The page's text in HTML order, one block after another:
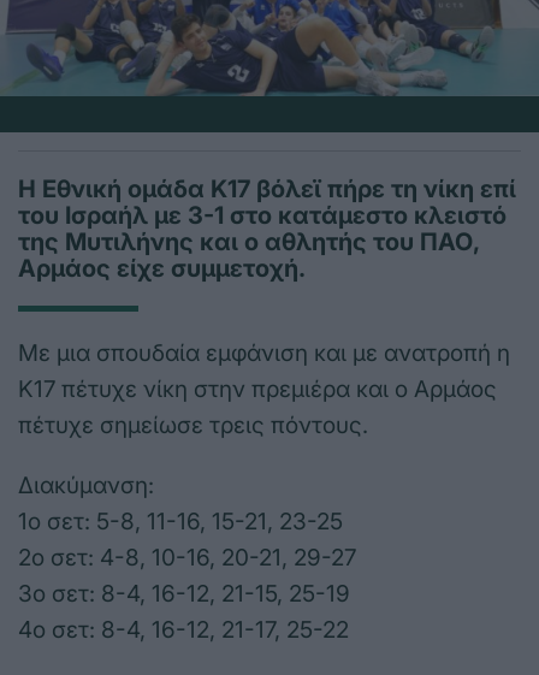
Η Εθνική ομάδα Κ17 βόλεϊ πήρε τη νίκη επί
του Ισραήλ με 3-1 στο κατάμεστο κλειστό
της Μυτιλήνης και ο αθλητής του ΠΑΟ,
Αρμάος είχε συμμετοχή.
Με μια σπουδαία εμφάνιση και με ανατροπή η
Κ17 πέτυχε νίκη στην πρεμιέρα και ο Αρμάος
πέτυχε σημείωσε τρεις πόντους.
Διακύμανση:
1ο σετ: 5-8, 11-16, 15-21, 23-25
2ο σετ: 4-8, 10-16, 20-21, 29-27
3ο σετ: 8-4, 16-12, 21-15, 25-19
4ο σετ: 8-4, 16-12, 21-17, 25-22